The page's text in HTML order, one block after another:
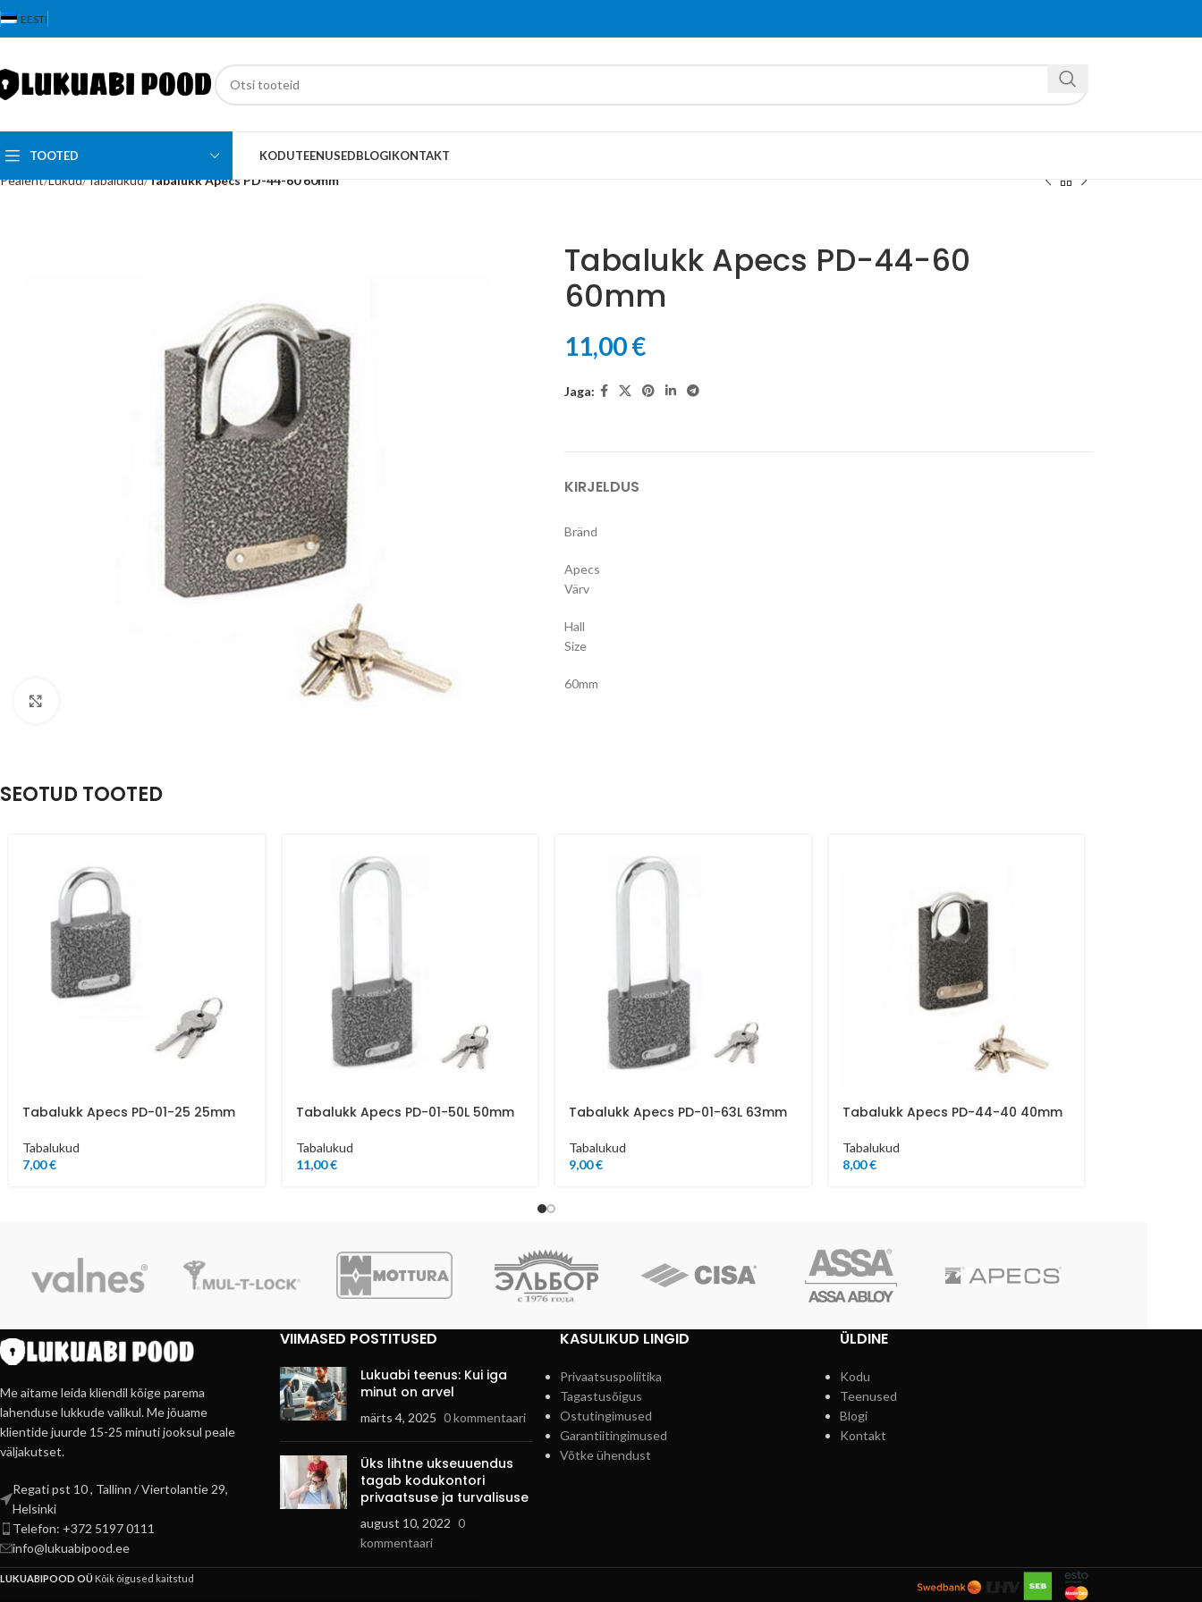
EESTI
TOOTED KODUTEENUSEDBLOGIKONTAKT
Pealeht Lukud Tabalukud Tabalukk Apecs PD-44-60 60mm
Tabalukk Apecs PD-44-60
60mm
11,00€
Jaga:
KIRJELDUS
Bränd
Apecs
Värv
Hall
Size
60mm
SEOTUD TOOTED
Tabalukk Apecs PD-01-25 25mm
Tabalukud
7,00€
Tabalukk Apecs PD-01-50L 50mm
Tabalukud
11,00€
Tabalukk Apecs PD-01-63L 63mm
Tabalukud
9,00€
Tabalukk Apecs PD-44-40 40mm
Tabalukud
8,00€
Me aitame leida kliendil kõige parema
lahenduse lukkude valikul. Me jõuame
klientide juurde 15-25 minuti jooksul peale
väljakutset.
Regati pst 10 , Tallinn / Viertolantie 29,
Helsinki
Telefon: +372 5197 0111
info@lukuabipood.ee
VIIMASED POSTITUSED
Lukuabi teenus: Kui iga
minut on arvel
märts 4, 2025 0 kommentaari
Üks lihtne ukseuuendus
tagab kodukontori
privaatsuse ja turvalisuse
august 10, 2022 0
kommentaari
KASULIKUD LINGID
Privaatsuspoliitika
Tagastusõigus
Ostutingimused
Garantiitingimused
Võtke ühendust
ÜLDINE
Kodu
Teenused
Blogi
Kontakt
LUKUABIPOOD OÜ Kõik õigused kaitstud